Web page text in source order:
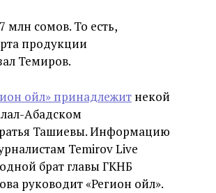
млн сомов. То есть,
продукции
Темиров.
ойл» принадлежит некой
Абадском
Ташиевы. Информацию
Temirov Live
брат главы ГКНБ
руководит «Регион ойл».